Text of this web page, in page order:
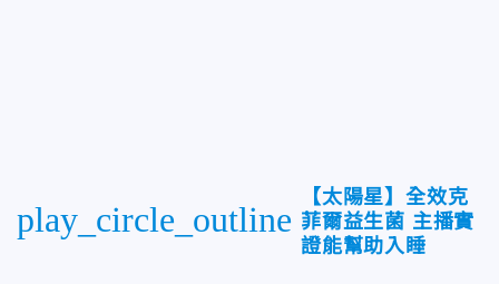
play_circle_outline
【太陽星】全效克
菲爾益生菌 主播實
證能幫助入睡